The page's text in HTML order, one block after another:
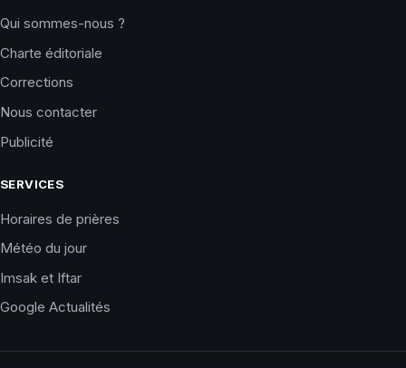
Qui sommes-nous ?
Charte éditoriale
Corrections
Nous contacter
Publicité
SERVICES
Horaires de prières
Météo du jour
Imsak et Iftar
Google Actualités